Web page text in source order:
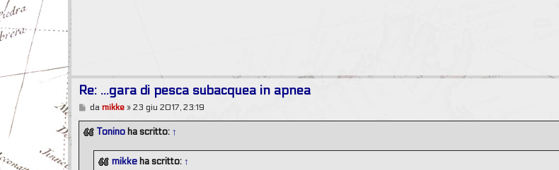
Re: ...gara di pesca subacquea in apnea
M
s
s
da mikke» 23 giu 2017, 23:19
Toninoha scritto: ↑
mikkeha scritto: ↑